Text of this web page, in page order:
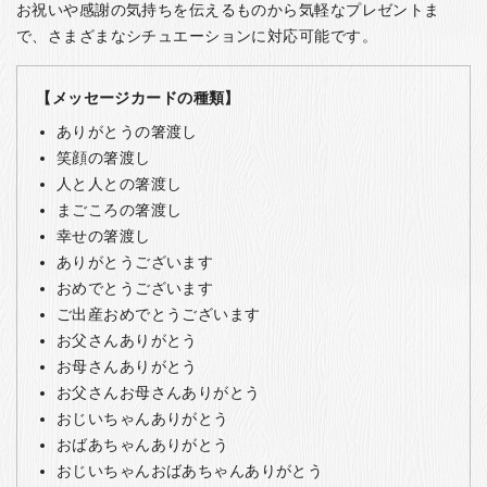
お祝いや感謝の気持ちを伝えるものから気軽なプレゼントま
で、さまざまなシチュエーションに対応可能です。
【メッセージカードの種類】
ありがとうの箸渡し
笑顔の箸渡し
人と人との箸渡し
まごころの箸渡し
幸せの箸渡し
ありがとうございます
おめでとうございます
ご出産おめでとうございます
お父さんありがとう
お母さんありがとう
お父さんお母さんありがとう
おじいちゃんありがとう
おばあちゃんありがとう
おじいちゃんおばあちゃんありがとう